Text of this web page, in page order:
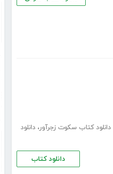
دانلود کتاب سکوت زجرآور، دانلود
دانلود کتاب